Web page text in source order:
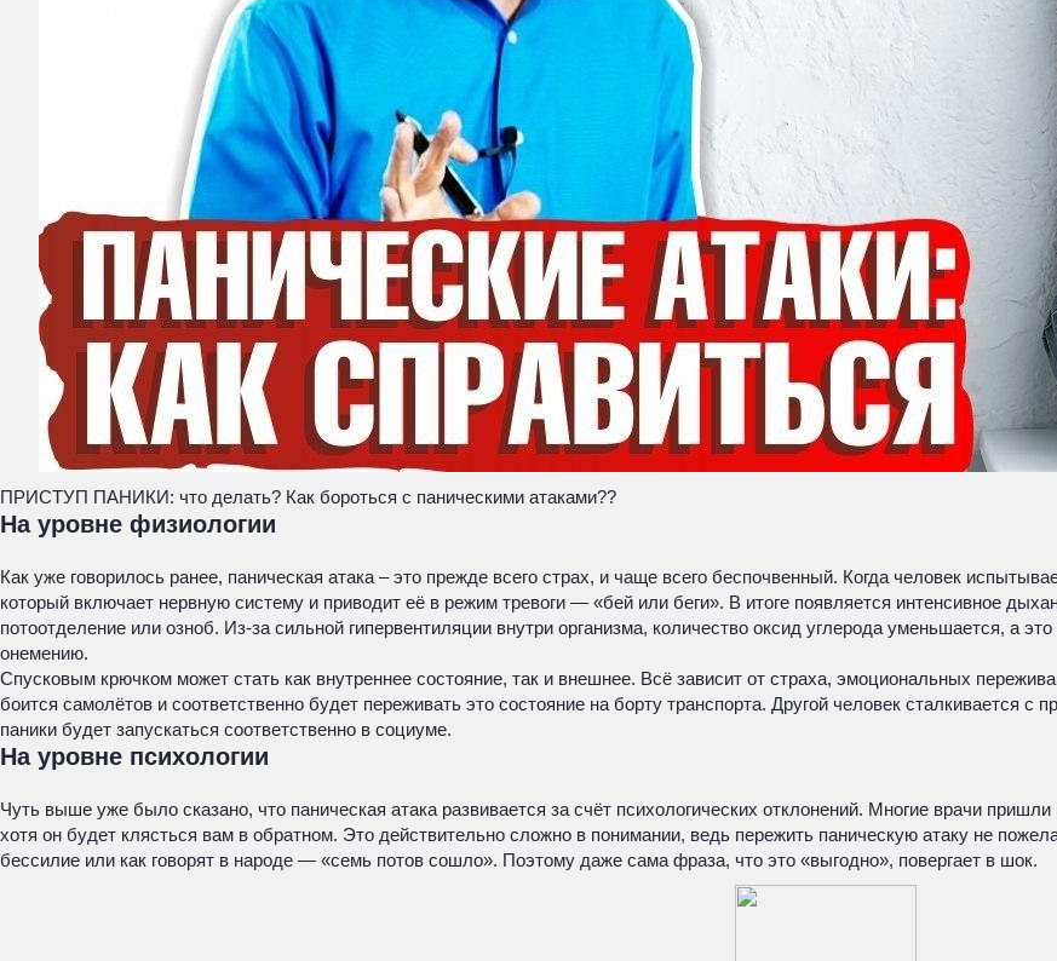
ПРИСТУП ПАНИКИ: что делать? Как бороться с паническими атаками??
На уровне физиологии
Как уже говорилось ранее, паническая атака – это прежде всего страх, и чаще всего беспочвенный. Когда человек
который включает нервную систему и приводит её в режим тревоги — «бей или беги». В итоге появляется интенсивное
потоотделение или озноб. Из-за сильной гипервентиляции внутри организма, количество оксид углерода уменьшается, а
онемению.
Спусковым крючком может стать как внутреннее состояние, так и внешнее. Всё зависит от страха, эмоциональных
боится самолётов и соответственно будет переживать это состояние на борту транспорта. Другой человек сталкивается с
паники будет запускаться соответственно в социуме.
На уровне психологии
Чуть выше уже было сказано, что паническая атака развивается за счёт психологических отклонений. Многие врачи
хотя он будет клясться вам в обратном. Это действительно сложно в понимании, ведь пережить паническую атаку не
бессилие или как говорят в народе — «семь потов сошло». Поэтому даже сама фраза, что это «выгодно», повергает в шок.